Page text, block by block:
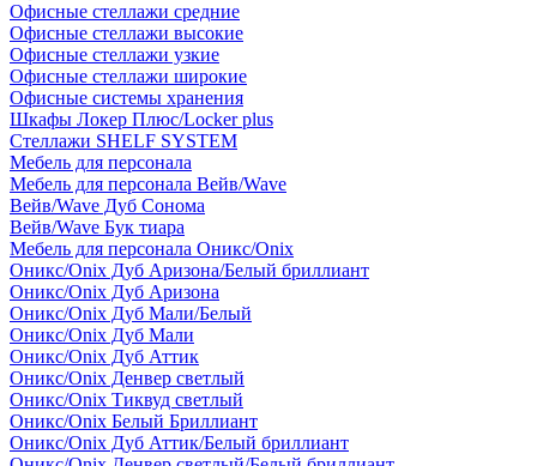
Офисные стеллажи средние
Офисные стеллажи высокие
Офисные стеллажи узкие
Офисные стеллажи широкие
Офисные системы хранения
Шкафы Локер Плюс/Locker plus
Стеллажи SHELF SYSTEM
Мебель для персонала
Мебель для персонала Вейв/Wave
Вейв/Wave Дуб Сонома
Вейв/Wave Бук тиара
Мебель для персонала Оникс/Onix
Оникс/Onix Дуб Аризона/Белый бриллиант
Оникс/Onix Дуб Аризона
Оникс/Onix Дуб Мали/Белый
Оникс/Onix Дуб Мали
Оникс/Onix Дуб Аттик
Оникс/Onix Денвер светлый
Оникс/Onix Тиквуд светлый
Оникс/Onix Белый Бриллиант
Оникс/Onix Дуб Аттик/Белый бриллиант